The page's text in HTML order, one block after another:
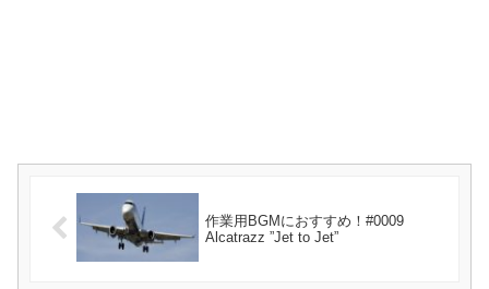
作業用BGMにおすすめ！#0009
Alcatrazz ”Jet to Jet”